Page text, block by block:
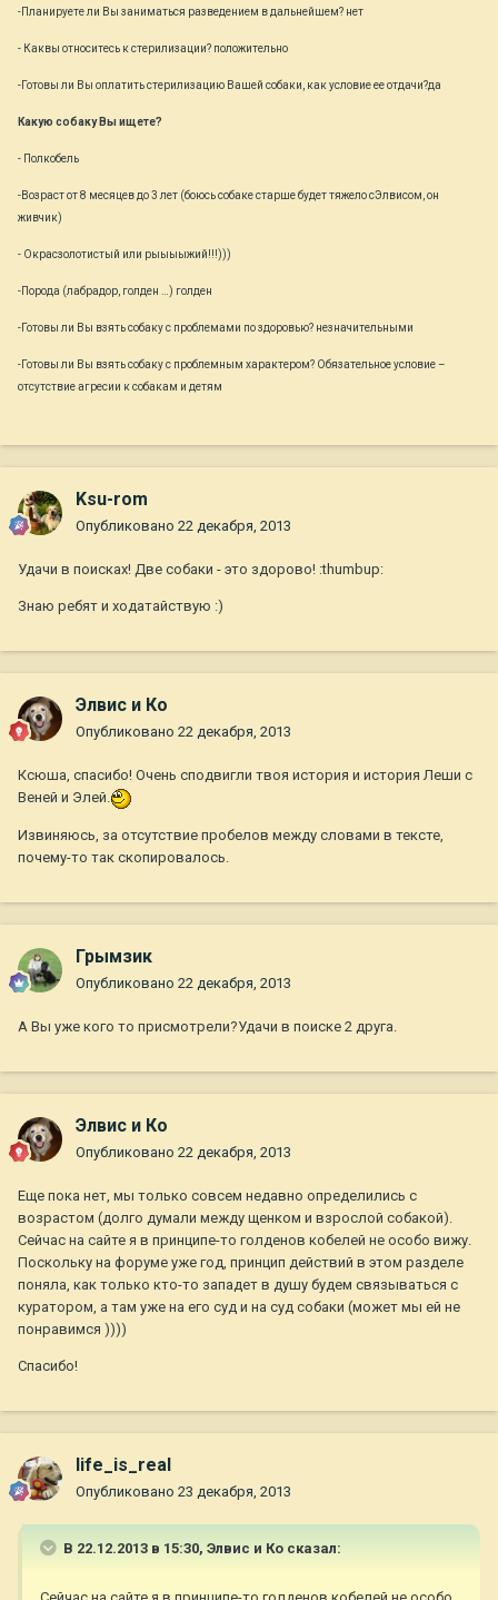
-Планируете ли Вы заниматься разведением в дальнейшем? нет
- Каквы относитесь к стерилизации? положительно
-Готовы ли Вы оплатить стерилизацию Вашей собаки, как условие ее отдачи?да
Какую собаку Вы ищете?
- Полкобель
-Возраст от 8 месяцев до 3 лет (боюсь собаке старше будет тяжело сЭлвисом, он
живчик)
- Окрасзолотистый или рыыыыжий!!!)))
-Порода (лабрадор, голден …) голден
-Готовы ли Вы взять собаку с проблемами по здоровью? незначительными
-Готовы ли Вы взять собаку с проблемным характером? Обязательное условие –
отсутствие агресии к собакам и детям
Ksu-rom
Опубликовано 22 декабря, 2013
Удачи в поисках! Две собаки - это здорово! :thumbup:
Знаю ребят и ходатайствую :)
Элвис и Ко
Опубликовано 22 декабря, 2013
Ксюша, спасибо! Очень сподвигли твоя история и история Леши с
Веней и Элей.
Извиняюсь, за отсутствие пробелов между словами в тексте,
почему-то так скопировалось.
Грымзик
Опубликовано 22 декабря, 2013
А Вы уже кого то присмотрели?Удачи в поиске 2 друга.
Элвис и Ко
Опубликовано 22 декабря, 2013
Еще пока нет, мы только совсем недавно определились с
возрастом (долго думали между щенком и взрослой собакой).
Сейчас на сайте я в принципе-то голденов кобелей не особо вижу.
Поскольку на форуме уже год, принцип действий в этом разделе
поняла, как только кто-то западет в душу будем связываться с
куратором, а там уже на его суд и на суд собаки (может мы ей не
понравимся ))))
Спасибо!
life_is_real
Опубликовано 23 декабря, 2013
В 22.12.2013 в 15:30, Элвис и Ко сказал: